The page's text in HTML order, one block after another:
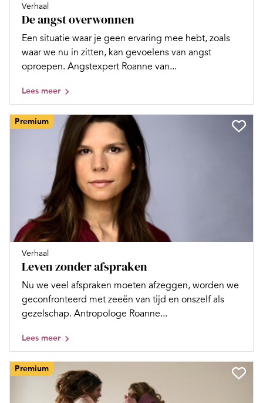
Verhaal
De angst overwonnen
Een situatie waar je geen ervaring mee hebt, zoals
waar we nu in zitten, kan gevoelens van angst
oproepen. Angstexpert Roanne van...
Lees meer
Premium
Verhaal
Leven zonder afspraken
Nu we veel afspraken moeten afzeggen, worden we
geconfronteerd met zeeën van tijd en onszelf als
gezelschap. Antropologe Roanne...
Lees meer
Premium